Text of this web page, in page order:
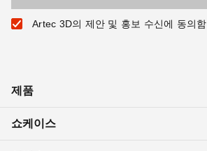
Artec 3D의 제안 및 홍보 수신에 동의함
제품
쇼케이스